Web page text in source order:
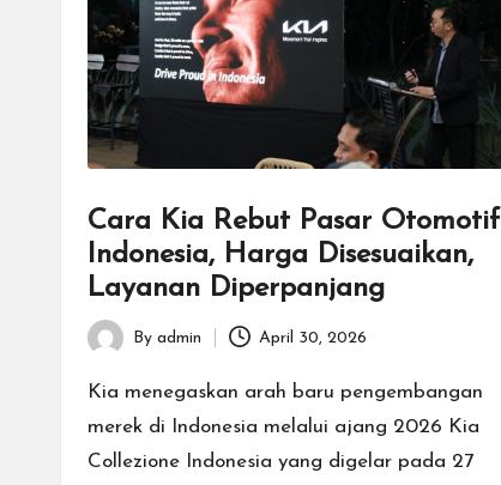
Cara Kia Rebut Pasar Otomotif
Indonesia, Harga Disesuaikan,
Layanan Diperpanjang
Posted
by
By admin April 30, 2026
Kia menegaskan arah baru pengembangan
merek di Indonesia melalui ajang 2026 Kia
Collezione Indonesia yang digelar pada 27